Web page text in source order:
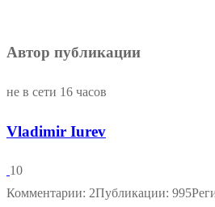
Автор публикации
не в сети 16 часов
Vladimir Iurev
10
Комментарии: 2Публикации: 995